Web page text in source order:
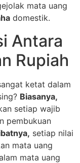
mata uang
domestik.
Antara
Rupiah
ketat dalam
Biasanya,
setiap wajib
pembukuan
setiap nilai
mata uang
mata uang